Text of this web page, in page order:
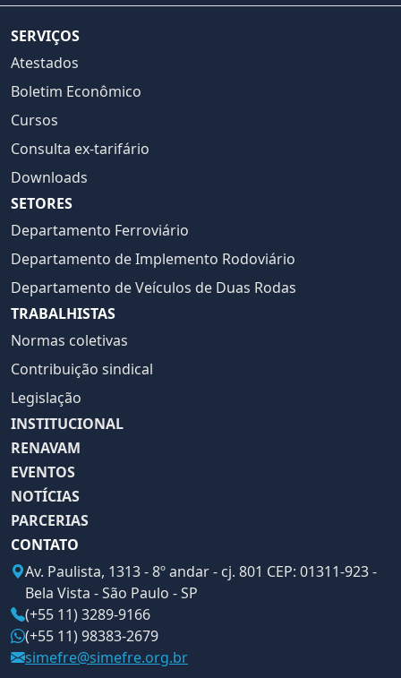
SERVIÇOS
Atestados
Boletim Econômico
Cursos
Consulta ex-tarifário
Downloads
SETORES
Departamento Ferroviário
Departamento de Implemento Rodoviário
Departamento de Veículos de Duas Rodas
TRABALHISTAS
Normas coletivas
Contribuição sindical
Legislação
INSTITUCIONAL
RENAVAM
EVENTOS
NOTÍCIAS
PARCERIAS
CONTATO
Av. Paulista, 1313 - 8º andar - cj. 801 CEP: 01311-923 -
Bela Vista - São Paulo - SP
(+55 11) 3289-9166
(+55 11) 98383-2679
simefre@simefre.org.br